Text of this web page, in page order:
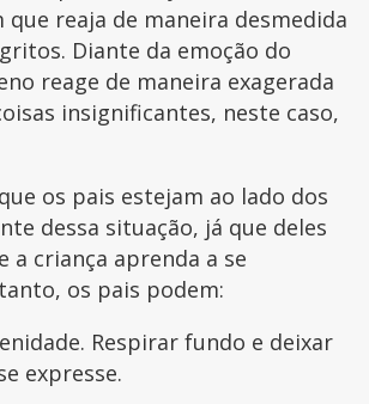
que reaja de maneira desmedida
Diante da emoção do
reage de maneira exagerada
insignificantes, neste caso,
os pais estejam ao lado dos
dessa situação, já que deles
a criança aprenda a se
os pais podem:
Respirar fundo e deixar
expresse.